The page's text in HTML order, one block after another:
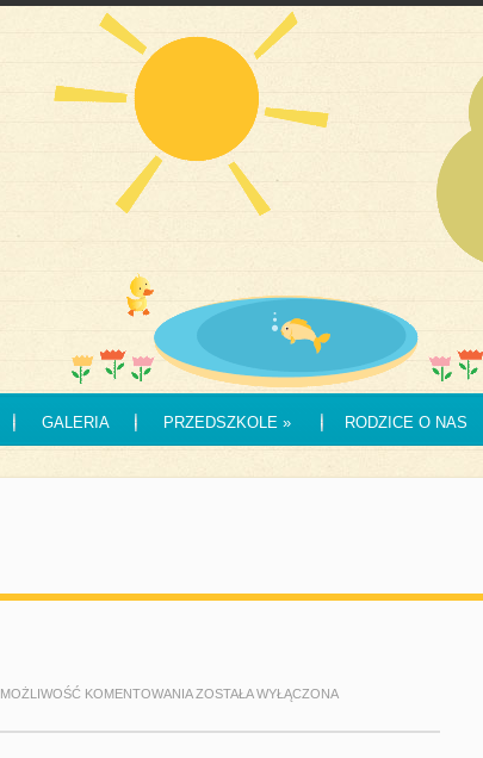
GALERIA PRZEDSZKOLE» RODZICE O NAS
MOŻLIWOŚĆ KOMENTOWANIA HARMONOGRAM
ZOSTAŁA WYŁĄCZONA